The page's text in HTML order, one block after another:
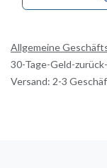
Allgemeine
30-Tage-Geld-
Versand: 2-3